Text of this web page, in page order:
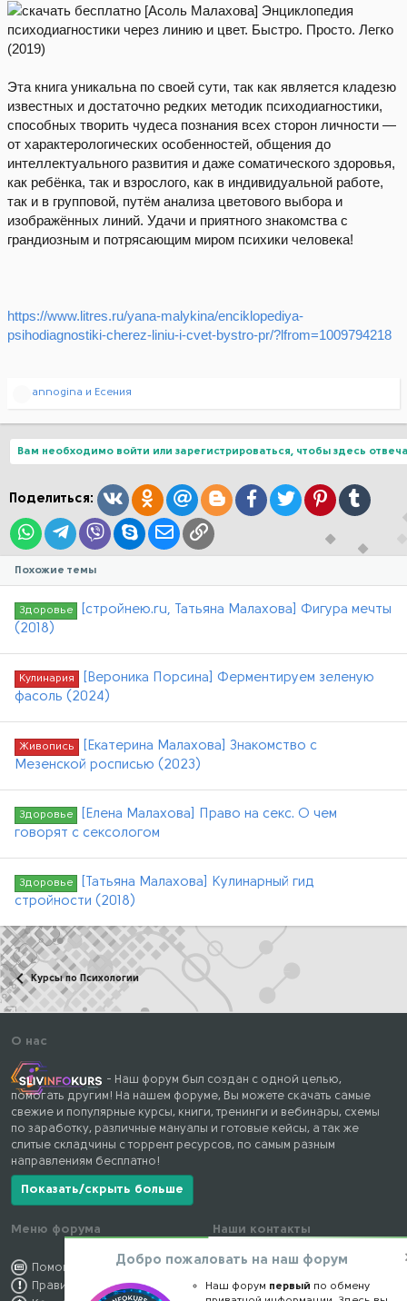
Эта книга уникальна по своей сути, так как является кладезю
известных и достаточно редких методик психодиагностики,
способных творить чудеса познания всех сторон личности —
от характерологических особенностей, общения до
интеллектуального развития и даже соматического здоровья,
как ребёнка, так и взрослого, как в индивидуальной работе,
так и в групповой, путём анализа цветового выбора и
изображённых линий. Удачи и приятного знакомства с
грандиозным и потрясающим миром психики человека!
https://www.litres.ru/yana-malykina/enciklopediya-
psihodiagnostiki-cherez-liniu-i-cvet-bystro-pr/?lfrom=1009794218
Р
ц
и
:
annogina и Есения
Вам необходимо войти или зарегистрироваться, чтобы здесь
Поделиться: ВконтактеОдноклассники
Mail.ruBloggerFacebook
TwitterPinterestTumblr
WhatsAppTelegram
ViberSkypeЭлектронная почта
Ссылка
Похожие темы
Здоровье
[стройнею.ru, Татьяна Малахова] Фигура мечты
(2018)
Кулинария
[Вероника Порсина] Ферментируем зеленую
фасоль (2024)
Живопись
[Екатерина Малахова] Знакомство с
Мезенской росписью (2023)
Здоровье
[Елена Малахова] Право на секс. О чем
говорят с сексологом
Здоровье
[Татьяна Малахова] Кулинарный гид
стройности (2018)
Курсы по Психологии
О нас
- Наш форум был создан с одной целью,
помогать другим! На нашем форуме, Вы можете скачать самые
свежие и популярные курсы, книги, тренинги и вебинары, схемы
по заработку, различные мануалы и готовые кейсы, а так же
слитые складчины с торрент ресурсов, по самым разным
направлениям бесплатно!
Показать/скрыть больше
Меню форума
Помощь по форуму
Правила форума
Наши контакты
kursstore@mail.ru
Обратная связь
Добро пожаловать на наш форум
Наш форум первый по обмену